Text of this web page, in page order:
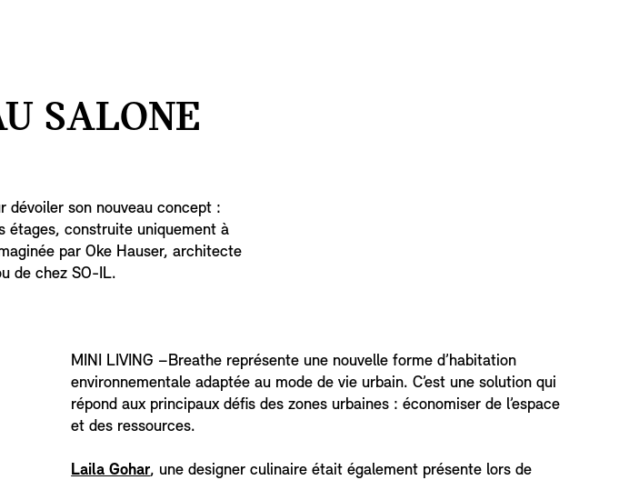
SALONE
dévoiler son nouveau concept :
étages, construite uniquement à
par Oke Hauser, architecte
de chez SO-IL.
MINI LIVING –Breathe représente une nouvelle forme d’habitation
environnementale adaptée au mode de vie urbain. C’est une solution qui
répond aux principaux défis des zones urbaines : économiser de l’espace
et des ressources.
Laila Gohar, une designer culinaire était également présente lors de